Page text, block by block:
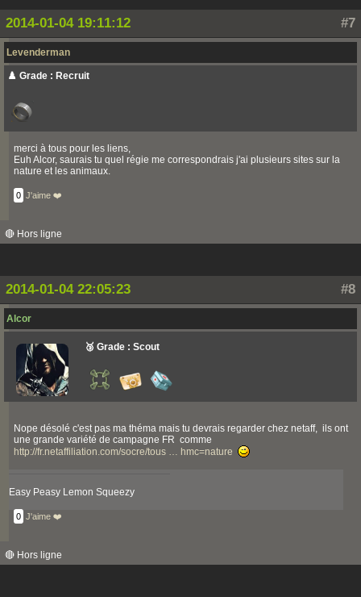
#7
2014-01-04 19:11:12
Levenderman
♟️ Grade : Recruit
merci à tous pour les liens,
Euh Alcor, saurais tu quel régie me correspondrais j'ai plusieurs sites sur la
nature et les animaux.
0 J'aime ❤️
🔴 Hors ligne
#8
2014-01-04 22:05:23
Alcor
🥉 Grade : Scout
Nope désolé c'est pas ma théma mais tu devrais regarder chez netaff, ils ont
une grande variété de campagne FR comme
http://fr.netaffiliation.com/socre/tous … hmc=nature
Easy Peasy Lemon Squeezy
0 J'aime ❤️
🔴 Hors ligne